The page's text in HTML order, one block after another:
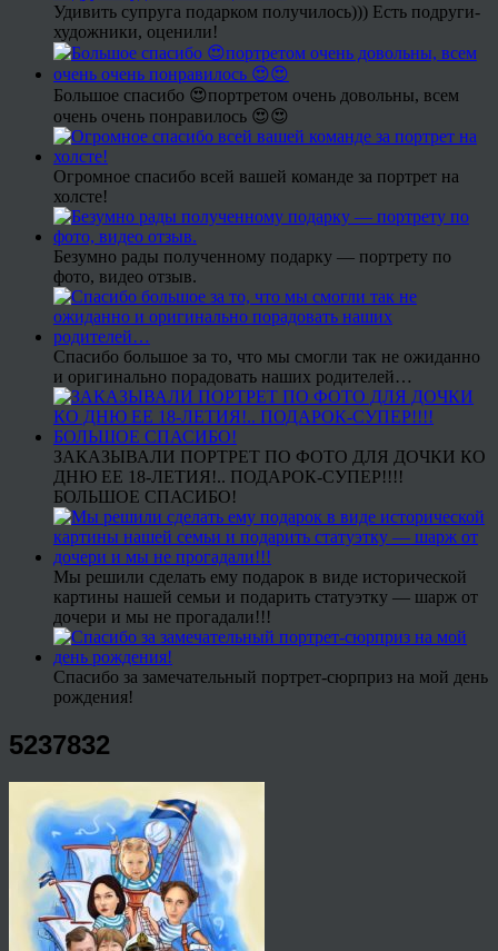
Удивить супруга подарком получилось))) Есть подруги-
художники, оценили!
Большое спасибо 😍портретом очень довольны, всем
очень очень понравилось 😍😍
Огромное спасибо всей вашей команде за портрет на
холсте!
Безумно рады полученному подарку — портрету по
фото, видео отзыв.
Спасибо большое за то, что мы смогли так не ожиданно
и оригинально порадовать наших родителей…
ЗАКАЗЫВАЛИ ПОРТРЕТ ПО ФОТО ДЛЯ ДОЧКИ КО
ДНЮ ЕЕ 18-ЛЕТИЯ!.. ПОДАРОК-СУПЕР!!!!
БОЛЬШОЕ СПАСИБО!
Мы решили сделать ему подарок в виде исторической
картины нашей семьи и подарить статуэтку — шарж от
дочери и мы не прогадали!!!
Спасибо за замечательный портрет-сюрприз на мой день
рождения!
5237832